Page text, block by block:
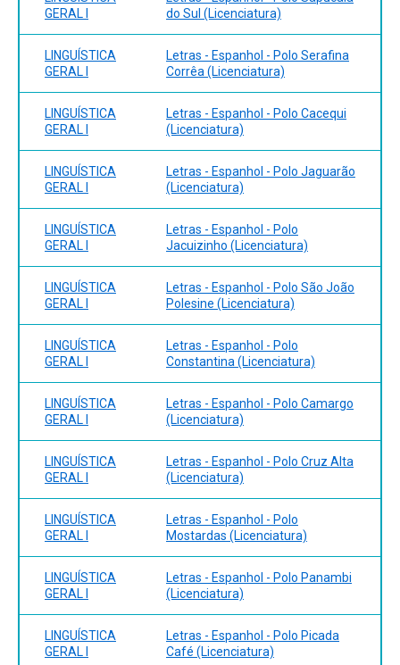
script=sci_arttext&pid=S1806-58212005000300002.
Acesso em: 11 de fevereiro de 2025
GERAL I
do Sul (Licenciatura)
LINGUÍSTICA
GERAL I
Letras - Espanhol - Polo Serafina
Corrêa (Licenciatura)
LINGUÍSTICA
GERAL I
Letras - Espanhol - Polo Cacequi
(Licenciatura)
LINGUÍSTICA
GERAL I
Letras - Espanhol - Polo Jaguarão
(Licenciatura)
LINGUÍSTICA
GERAL I
Letras - Espanhol - Polo
Jacuizinho (Licenciatura)
LINGUÍSTICA
GERAL I
Letras - Espanhol - Polo São João
Polesine (Licenciatura)
LINGUÍSTICA
GERAL I
Letras - Espanhol - Polo
Constantina (Licenciatura)
LINGUÍSTICA
GERAL I
Letras - Espanhol - Polo Camargo
(Licenciatura)
LINGUÍSTICA
GERAL I
Letras - Espanhol - Polo Cruz Alta
(Licenciatura)
LINGUÍSTICA
GERAL I
Letras - Espanhol - Polo
Mostardas (Licenciatura)
LINGUÍSTICA
GERAL I
Letras - Espanhol - Polo Panambi
(Licenciatura)
LINGUÍSTICA
GERAL I
Letras - Espanhol - Polo Picada
Café (Licenciatura)